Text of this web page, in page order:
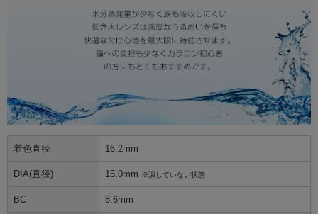
着色直径 16.2mm
DIA(直径) 15.0mm ※潰していない状態
BC 8.6mm